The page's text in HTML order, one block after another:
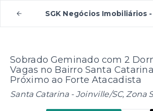
SGK Negócios Imobiliários -
Sobrado Geminado com 2
Vagas no Bairro Santa Catarina
Próximo ao Forte Atacadista
Santa Catarina - Joinville/SC, Zona